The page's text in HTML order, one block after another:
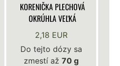
KORENIČKA PLECHOVÁ
OKRÚHLA VEĽKÁ
2,18 EUR
Do tejto dózy sa
zmestí až70 g